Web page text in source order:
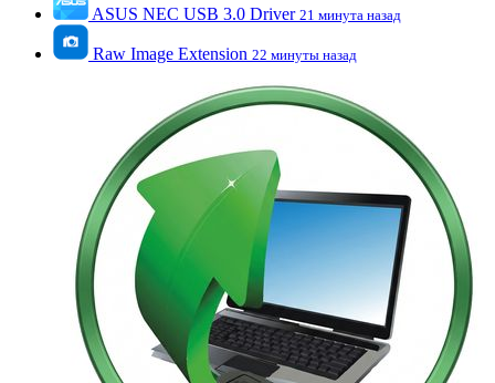
ASUS NEC USB 3.0 Driver 21 минута назад
Raw Image Extension 22 минуты назад